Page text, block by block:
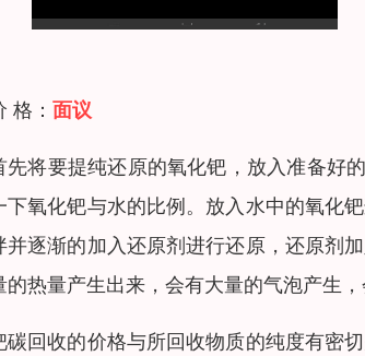
格： 面议
先将要提纯还原的氧化钯，放入准备好
下氧化钯与水的比例。放入水中的氧化
并逐渐的加入还原剂进行还原，还原剂
的热量产生出来，会有大量的气泡产生
碳回收的价格与所回收物质的纯度有密